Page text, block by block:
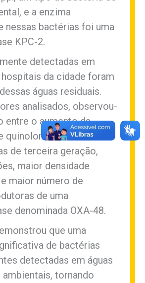
e a enzima
nessas bactérias foi uma
KPC-2.
detectadas em
da cidade foram
águas residuais.
analisados, observou-
entre o aumento da
quinolonas e
de terceira geração,
maior densidade
maior número de
de uma
denominada OXA-48.
que uma
de bactérias
detectadas em águas
tornando